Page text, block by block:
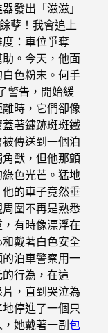
發出「滋滋」
孽！我會追上
：車位爭奪
。今天，他面
色粉末。何手
警告，開始緩
時，它們卻像
著鏽跡斑斑鐵
傳送到一個泊
獸，但他那顫
色光芒。猛地
的車子竟然垂
圍不再是熟悉
有時像漂浮在
戴著白色安全
泊車警察用一
行為，在這
，直到哭泣為
停進了一個只
她戴著一副包